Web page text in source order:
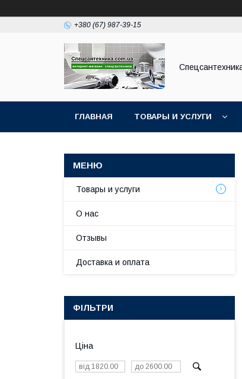
+380 (67) 987-39-15
ГЛАВНАЯ ТОВАРЫ И УСЛУГИ
Товары и услуги
О нас
Отзывы
Доставка и оплата
ФІЛЬТРИ
Ціна